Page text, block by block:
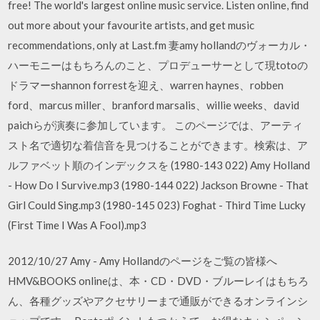
free! The world's largest online music service. Listen online, find
out more about your favourite artists, and get music
recommendations, only at Last.fm 妻amy hollandのヴォーカル・
ハーモニーはもちろんのこと、プロデューサーとして現totoの
ドラマーshannon forrestを迎え、warren haynes、robben
ford、marcus miller、branford marsalis、willie weeks、david
paichらが演奏に参加しています。 このページでは、アーティ
スト名で適切な着信音を見つけることができます。検索は、ア
ルファベット順のインデックスを (1980-143 022) Amy Holland
- How Do I Survive.mp3 (1980-144 022) Jackson Browne - That
Girl Could Sing.mp3 (1980-145 023) Foghat - Third Time Lucky
(First Time I Was A Fool).mp3
2012/10/27 Amy - Amy Hollandのページをご覧の皆様へ
HMV&BOOKS onlineは、本・CD・DVD・ブルーレイはもちろ
ん、各種グッズやアクセサリーまで通販ができるオンラインシ